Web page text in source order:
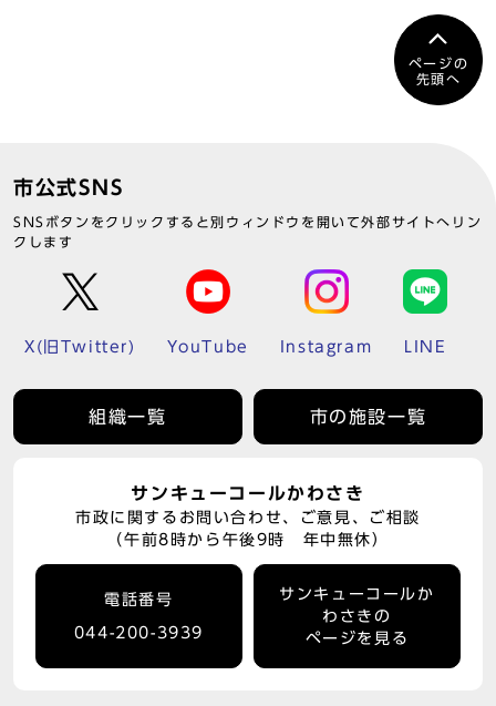
ページの
先頭へ
市公式SNS
SNSボタンをクリックすると別ウィンドウを開いて外部サイトへリン
クします
X(旧Twitter) YouTube Instagram LINE
組織一覧 市の施設一覧
サンキューコールかわさき
市政に関するお問い合わせ、ご意見、ご相談
（午前8時から午後9時 年中無休）
電話番号
044-200-3939
サンキューコールか
わさきの
ページを見る